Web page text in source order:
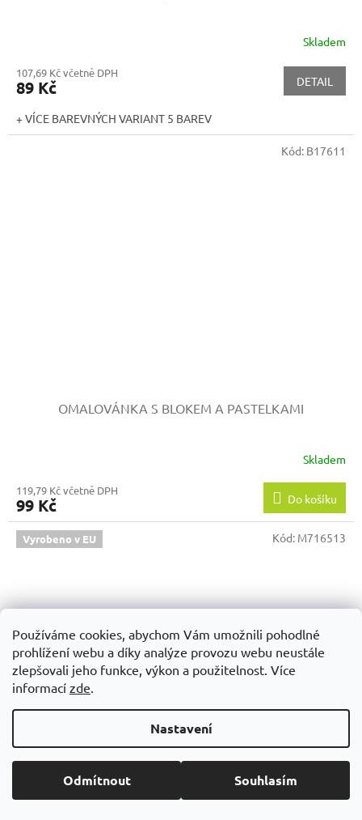
Používáme cookies, abychom Vám umožnili pohodlné
prohlížení webu a díky analýze provozu webu neustále
zlepšovali jeho funkce, výkon a použitelnost. Více
informací zde.
Nastavení
Odmítnout Souhlasím
Skladem
107,69 Kč včetně DPH
89 Kč DETAIL
+ VÍCE BAREVNÝCH VARIANT 5 BAREV
OMALOVÁNKA S BLOKEM A PASTELKAMI
Skladem
119,79 Kč včetně DPH
99 Kč Do košíku
Kód: B17611
Vyrobeno v EU
PAPÍROVÁ ZÁLOŽKA + lepící papírky a záložky
Kód: M716513